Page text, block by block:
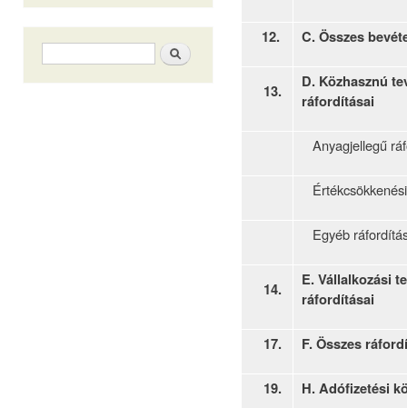
Keresés űrlap Keresés
12. C. Összes
13.
D. Közhasznú
ráfordításai
Anyagjellegű
Egyéb
14.
E. Vállalkozási
ráfordításai
17. F. Összes
19. H. Adófizetési